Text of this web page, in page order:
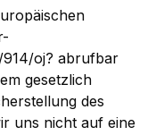
914/oj? abrufbar
gesetzlich
des
uns nicht auf eine